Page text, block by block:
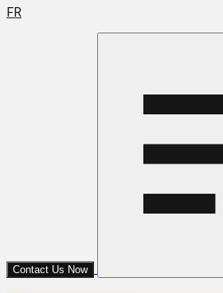
FR
Contact Us Now